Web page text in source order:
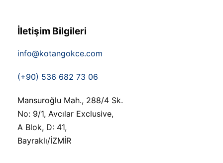
İletişim Bilgileri
info@kotangokce.com
(+90) 536 682 73 06
Mansuroğlu Mah., 288/4 Sk.
No: 9/1, Avcılar Exclusive,
A Blok, D: 41,
Bayraklı/İZMİR